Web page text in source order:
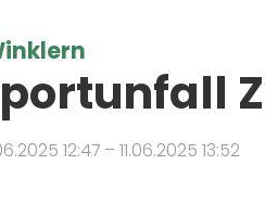
12:47 – 11.06.2025 13:52